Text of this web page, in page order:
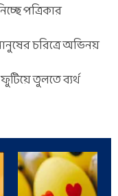
পত্রিকার
চরিত্রে অভিনয়
তুলতে ব্যর্থ